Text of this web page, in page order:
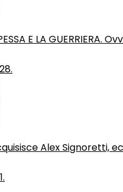
E LA
Alex Signoretti,